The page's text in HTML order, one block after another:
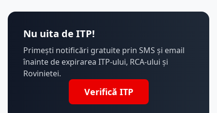
Nu uita de ITP!
Primești notificări gratuite prin SMS și email
înainte de expirarea ITP-ului, RCA-ului și
Rovinietei.
Verifică ITP